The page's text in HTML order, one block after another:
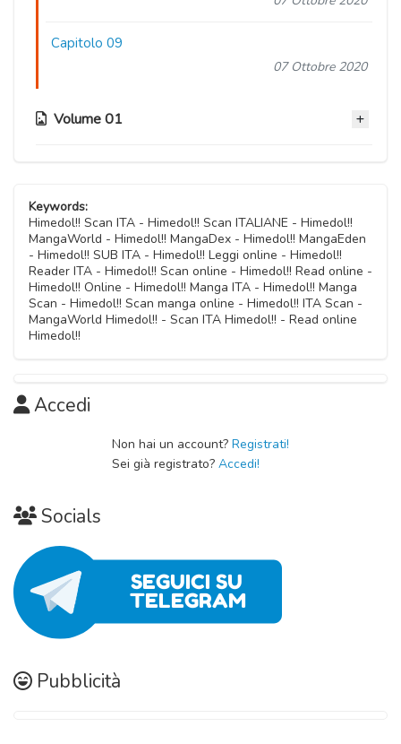
Capitolo 09
07 Ottobre 2020
Volume 01
Capitolo 07
07 Ottobre 2020
Capitolo 06
Capitolo 04
Capitolo 03
Capitolo 02
Capitolo 01
Keywords:
Himedol!! Scan ITA - Himedol!! Scan ITALIANE - Himedol!!
MangaWorld - Himedol!! MangaDex - Himedol!! MangaEden
- Himedol!! SUB ITA - Himedol!! Leggi online - Himedol!!
Reader ITA - Himedol!! Scan online - Himedol!! Read online -
Himedol!! Online - Himedol!! Manga ITA - Himedol!! Manga
Scan - Himedol!! Scan manga online - Himedol!! ITA Scan -
MangaWorld Himedol!! - Scan ITA Himedol!! - Read online
Himedol!!
Accedi
Non hai un account? Registrati!
Sei già registrato? Accedi!
Socials
Pubblicità